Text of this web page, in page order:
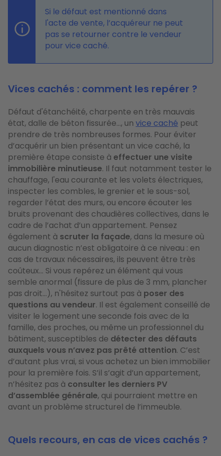
Si le défaut est mentionné dans
l'acte de vente, l’acquéreur ne peut
pas se retourner contre le vendeur
pour vice caché.
Vices cachés : comment les repérer ?
Défaut d'étanchéité, charpente en très mauvais
état, dalle de béton fissurée…, un vice caché peut
prendre de très nombreuses formes. Pour éviter
d’acquérir un bien présentant un vice caché, la
première étape consiste à effectuer une visite
immobilière minutieuse. Il faut notamment tester le
chauffage, l'eau courante et les volets électriques,
inspecter les combles, le grenier et le sous-sol,
regarder l’état des murs, ou encore écouter les
bruits provenant des chaudières collectives, dans le
cadre de l’achat d’un appartement. Pensez
également à scruter la façade, dans la mesure où
aucun diagnostic n’est obligatoire à ce niveau : en
cas de travaux nécessaires, ils peuvent être très
coûteux… Si vous repérez un élément qui vous
semble anormal (fissure de plus de 3 mm, plancher
pas droit…), n'hésitez surtout pas à poser des
questions au vendeur. Il est également conseillé de
visiter le logement une seconde fois avec de la
famille, des proches, ou même un professionnel du
bâtiment, susceptibles de détecter des défauts
auxquels vous n’avez pas prêté attention. C’est
d’autant plus vrai, si vous achetez un bien immobilier
pour la première fois. S’il s’agit d’un appartement,
n’hésitez pas à consulter les derniers PV
d’assemblée générale, qui pourraient mettre en
avant un problème structurel de l’immeuble.
Quels recours, en cas de vices cachés ?